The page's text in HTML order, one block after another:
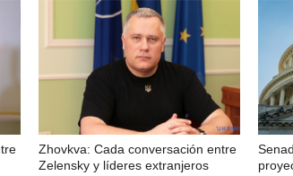
Zhovkva: Cada conversación entre
Zelensky y líderes extranjeros